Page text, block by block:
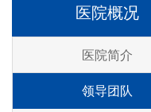
医院概况
医院简介
领导团队